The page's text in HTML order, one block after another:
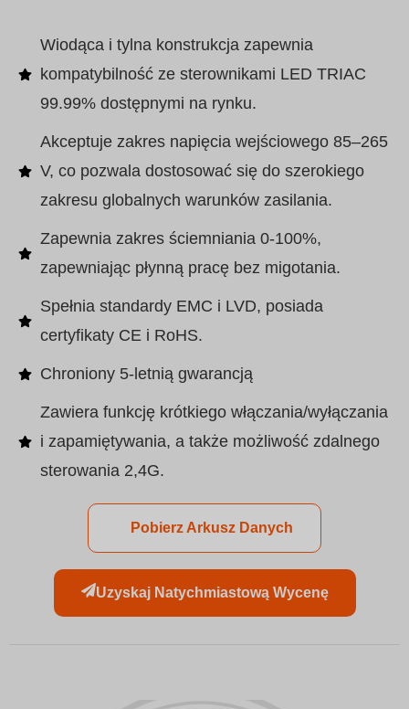
Wiodąca i tylna konstrukcja zapewnia
kompatybilność ze sterownikami LED TRIAC
99.99% dostępnymi na rynku.
Akceptuje zakres napięcia wejściowego 85–265
V, co pozwala dostosować się do szerokiego
zakresu globalnych warunków zasilania.
Zapewnia zakres ściemniania 0-100%,
zapewniając płynną pracę bez migotania.
Spełnia standardy EMC i LVD, posiada
certyfikaty CE i RoHS.
Chroniony 5-letnią gwarancją
Zawiera funkcję krótkiego włączania/wyłączania
i zapamiętywania, a także możliwość zdalnego
sterowania 2,4G.
Pobierz Arkusz Danych
Uzyskaj Natychmiastową Wycenę